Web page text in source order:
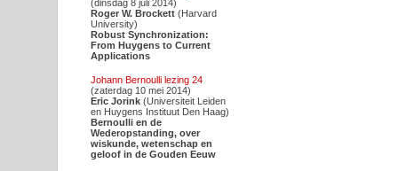
(dinsdag 8 juli 2014)
Roger W. Brockett(Harvard
University)
Robust Synchronization:
From Huygens to Current
Applications
Johann Bernoulli lezing 24
(zaterdag 10 mei 2014)
Eric Jorink(Universiteit Leiden
en Huygens Instituut Den Haag)
Bernoulli en de
Wederopstanding, over
wiskunde, wetenschap en
geloof in de Gouden Eeuw